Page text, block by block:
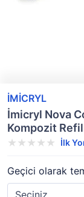
İMİCRYL
İmicryl Nova
Kompozit
İlk
Geçici olarak